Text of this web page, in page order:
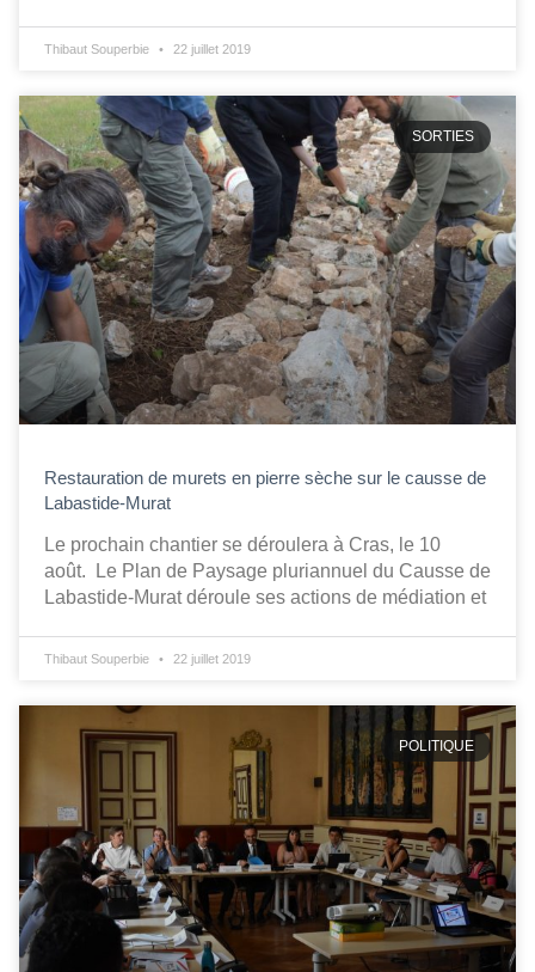
Thibaut Souperbie 22 juillet 2019
SORTIES
Restauration de murets en pierre sèche sur le causse de
Labastide-Murat
Le prochain chantier se déroulera à Cras, le 10
août. Le Plan de Paysage pluriannuel du Causse de
Labastide-Murat déroule ses actions de médiation et
Thibaut Souperbie 22 juillet 2019
POLITIQUE